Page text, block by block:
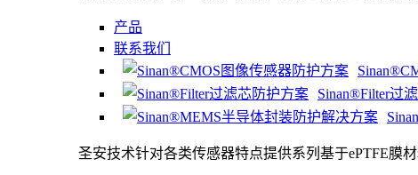
产品
联系我们
Sinan®Filter过
圣安技术针对各类传感器特点提供系列基于ePTFE膜